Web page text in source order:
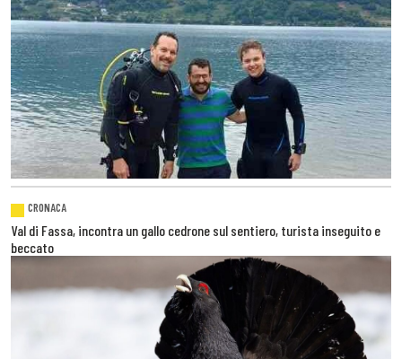
CRONACA
Val di Fassa, incontra un gallo cedrone sul sentiero, turista inseguito e
beccato